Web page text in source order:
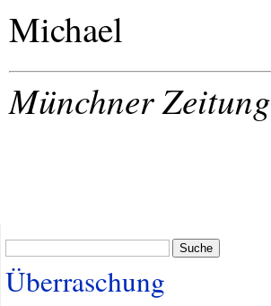
Michael
Münchner Zeitung
Suche
Überraschung